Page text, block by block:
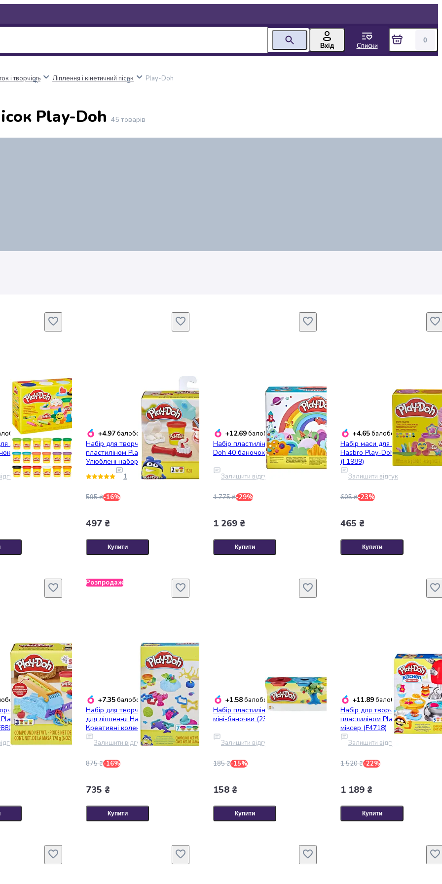
Вхід Списки
0
і творчість Ліплення і кінетичний пісок Play-Doh
Play-Doh 45 товарів
ліплення Play-
(F0634)
+4.97балобонусів
Набір для творчості з
пластиліном Play-Doh
Улюблені набори
(E4902_E4919)
1
595 ₴-16%
497 ₴
Купити
+12.69балобонусів
Набір пластиліну Hasbro Play-
Doh 40 баночок (E9413)
Залишити відгук
1 775 ₴-29%
1 269 ₴
Купити
+4.65балобонусів
Набір маси для ліплення
Hasbro Play-Doh 12 баночок
(F1989)
Залишити відгук
605 ₴-23%
465 ₴
Купити
з
Play-Doh Фабрика
Розпродаж
+7.35балобонусів
Набір для творчості з масою
для ліплення Hasbro Play-doh
Креативні колекції
(F7384_F8163)
Залишити відгук
875 ₴-16%
735 ₴
Купити
+1.58балобонусів
Набір пластиліну Play-Doh 4
міні-баночки (23241)
Залишити відгук
185 ₴-15%
158 ₴
Купити
+11.89балобонусів
Набір для творчості з
пластиліном Play-Doh
міксер (F4718)
Залишити відгук
1 520 ₴-22%
1 189 ₴
Купити